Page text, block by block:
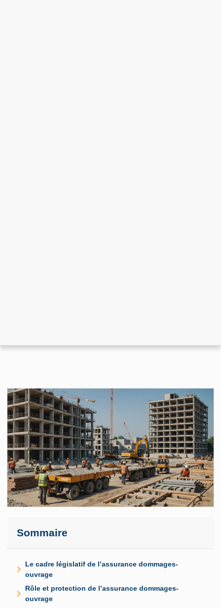
Sommaire
Le cadre législatif de l’assurance dommages-
ouvrage
Rôle et protection de l’assurance dommages-
ouvrage